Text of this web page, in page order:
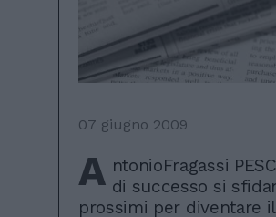
07 giugno 2009
A ntonioFragassi
di successo si
prossimi per diventare